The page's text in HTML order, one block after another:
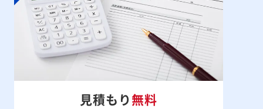
見積もり無料